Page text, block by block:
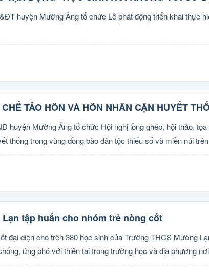
huyện Mường Ảng tổ chức Lễ phát động triển khai thực
TẢO HÔN VÀ HÔN NHÂN CẬN HUYẾT
huyện Mường Ảng tổ chức Hội nghị lồng ghép, hội thảo,
thống trong vùng đồng bào dân tộc thiểu số và miền núi
tập huấn cho nhóm trẻ nòng cốt
đại diện cho trên 380 học sinh của Trường THCS Mường
ứng phó với thiên tai trong trường học và địa phương